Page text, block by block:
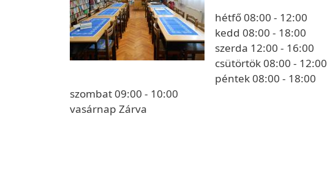
hétfő 08:00 - 12:00
kedd 08:00 - 18:00
szerda 12:00 - 16:00
csütörtök 08:00 - 12:00
péntek 08:00 - 18:00
szombat 09:00 - 10:00
vasárnap Zárva